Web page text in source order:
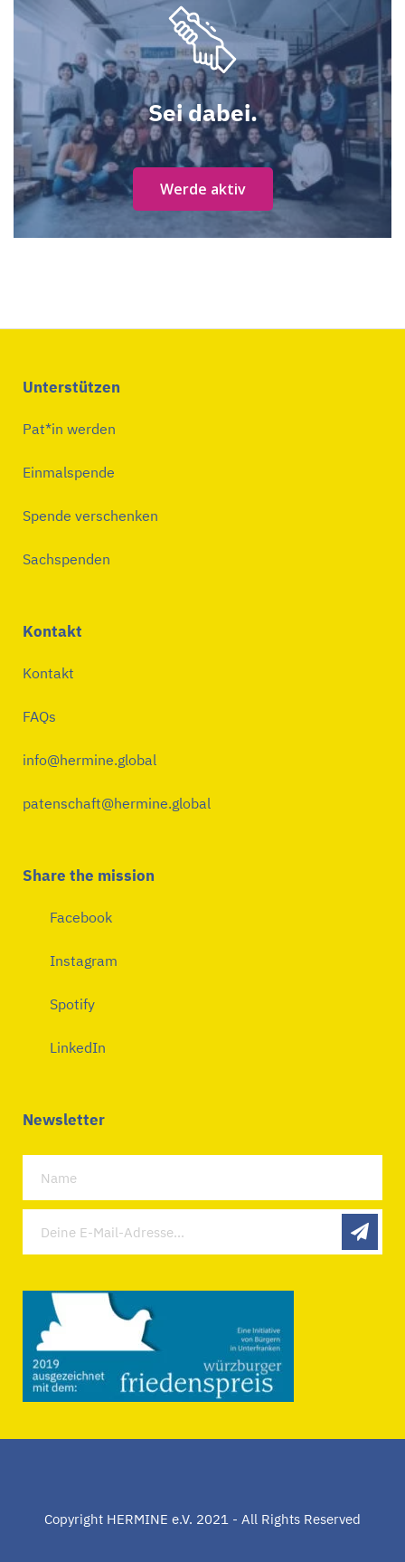
Sei dabei.
Werde aktiv
Unterstützen
Pat*in werden
Einmalspende
Spende verschenken
Sachspenden
Kontakt
Kontakt
FAQs
info@hermine.global
patenschaft@hermine.global
Share the mission
Facebook
Instagram
Spotify
LinkedIn
Newsletter
Copyright HERMINE e.V. 2021 - All Rights Reserved